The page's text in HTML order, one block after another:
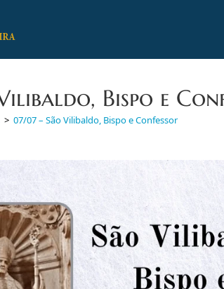
Bispo e
> 07/07 – São Vilibaldo, Bispo e Confessor